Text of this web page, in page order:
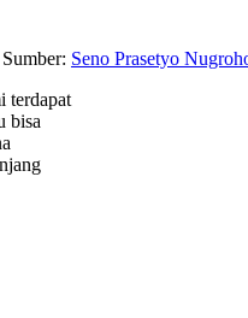
Seno Prasetyo
terdapat
bisa